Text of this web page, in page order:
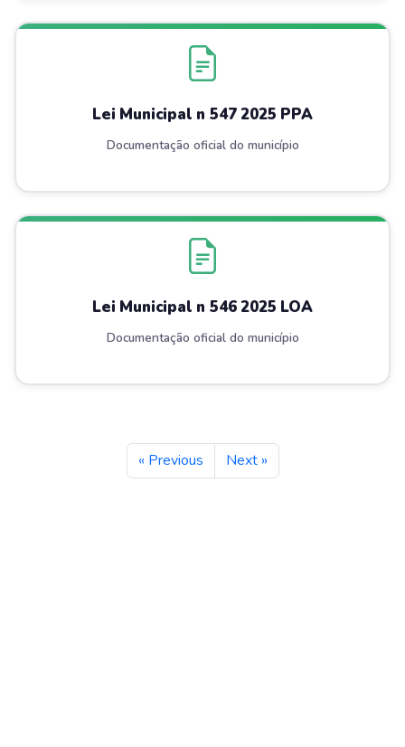
Lei Municipal n 547 2025 PPA
Documentação oficial do município
Lei Municipal n 546 2025 LOA
Documentação oficial do município
« Previous Next »